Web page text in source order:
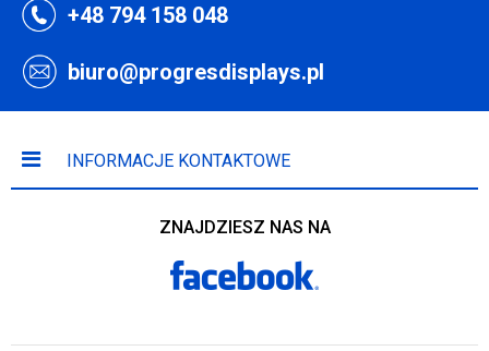
+48 794 158 048
biuro@progresdisplays.pl
INFORMACJE KONTAKTOWE
ZNAJDZIESZ NAS NA